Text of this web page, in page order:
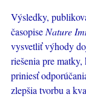
Výsledky,
časopise Nature
vysvetliť výhody
riešenia pre
priniesť
zlepšia tvorbu a